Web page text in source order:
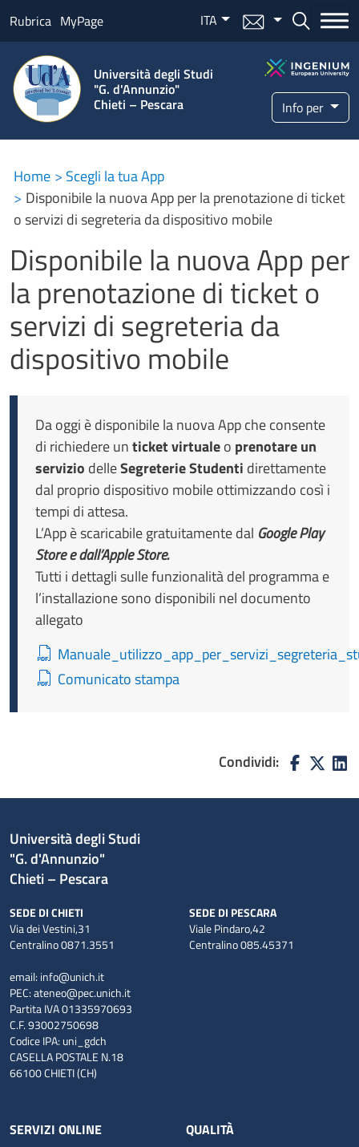
Salta al contenuto principale
Rubrica MyPage ITA Menu mail Bottone
Università degli Studi
"G. d'Annunzio"
Chieti – Pescara Info per
Home
Scegli la tua App
Disponibile la nuova App per la prenotazione di ticket
o servizi di segreteria da dispositivo mobile
Disponibile la nuova App per
la prenotazione di ticket o
servizi di segreteria da
dispositivo mobile
Da oggi è disponibile la nuova App che consente
di richiedere unticket virtualeo prenotare un
servizio delleSegreterie Studenti direttamente
dal proprio dispositivo mobile ottimizzando così i
tempi di attesa.
L’App è scaricabile gratuitamente dal Google Play
Store e dall’Apple Store.
Tutti i dettagli sulle funzionalità del programma e
l’installazione sono disponibili nel documento
allegato
Comunicato stampa
Condividi:
Università degli Studi
"G. d'Annunzio"
Chieti – Pescara
SEDE DI CHIETI
Via dei Vestini,31
Centralino 0871.3551
SEDE DI PESCARA
Viale Pindaro,42
Centralino 085.45371
email: info@unich.it
PEC:ateneo@pec.unich.it
Partita IVA 01335970693
C.F. 93002750698
Codice IPA: uni_gdch
CASELLA POSTALE N.18
66100 CHIETI (CH)
SERVIZI ONLINE
QUALITÀ